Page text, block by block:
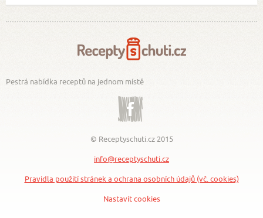
Pestrá nabídka receptů na jednom místě
Facebook
© Receptyschuti.cz 2015
info@receptyschuti.cz
Pravidla použití stránek a ochrana osobních údajů (vč. cookies)
Nastavit cookies